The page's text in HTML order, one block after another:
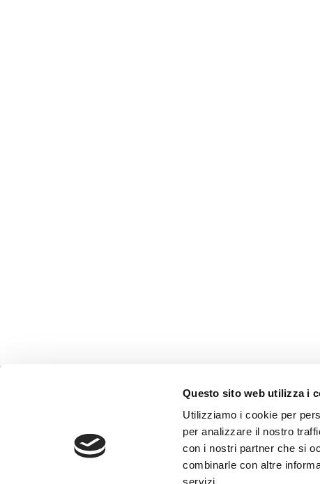
Questo sito web utilizza i
Utilizziamo i cookie per
per analizzare il nostro
con i nostri partner che si
combinarle con altre
42122 Reggio Emilia
Impresa esercente l’attività funebre.
Autorizzazione n.3/2006 rilasciata dal
Comune di Reggio Emilia L.R. 19/2004.